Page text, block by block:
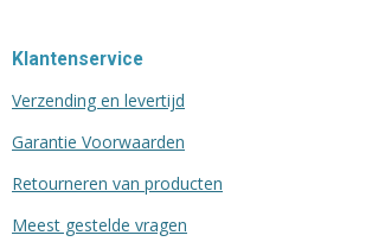
Klantenservice
Verzending en levertijd
Garantie Voorwaarden
Retourneren van producten
Meest gestelde vragen